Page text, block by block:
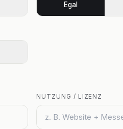
Egal
NUTZUNG / LIZENZ